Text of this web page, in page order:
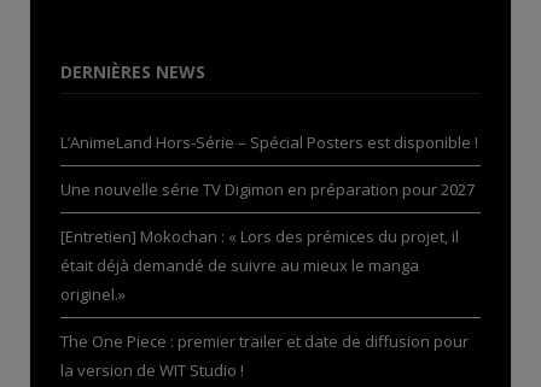
DERNIÈRES NEWS
L’AnimeLand Hors-Série – Spécial Posters est disponible !
Une nouvelle série TV Digimon en préparation pour 2027
[Entretien] Mokochan : « Lors des prémices du projet, il
était déjà demandé de suivre au mieux le manga
originel.»
The One Piece : premier trailer et date de diffusion pour
la version de WIT Studio !